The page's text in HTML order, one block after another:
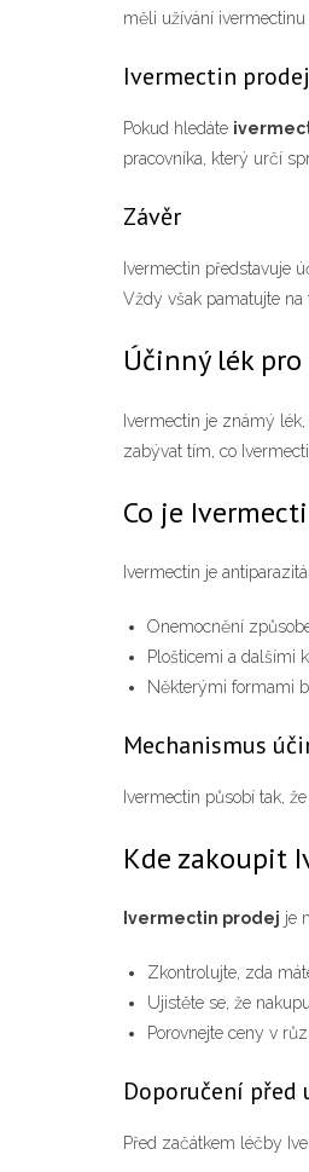
měli užívání
Ivermectin prodej
Pokud hledáte
pracovníka, který určí
Závěr
Ivermectin představuje
Vždy však pamatujte
Účinný lék
Ivermectin je známý
zabývat tím, co
Co je
Ivermectin je
Onemocnění
Plošticemi a dalšími
Některými formami
Mechanismus
Ivermectin působí tak,
Kde zakoupit
Ivermectin prodej je
Zkontrolujte, zda
Ujistěte se, že
Porovnejte ceny v
Doporučení před
Před začátkem léčby